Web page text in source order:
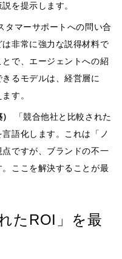
を提示します。
タマーサポートへの問い合
非常に強力な説得材料で
で、エージェントへの紹
るモデルは、経営層に
す。
「競合他社と比較された
語化します。これは「ノ
ですが、ブランドの不一
ここを解決することが最
たROI」を最